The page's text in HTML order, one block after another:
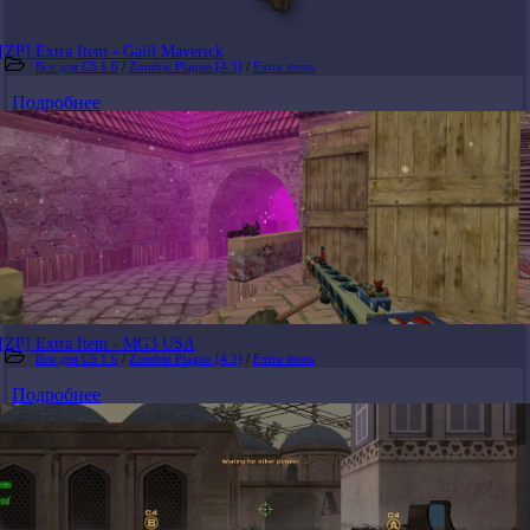
[ZP] Extra Item - Galil Maverick
Все для CS 1.6 / Zombie Plague [4.3] / Extra items
Подробнее
[ZP] Extra Item - MG3 USA
Все для CS 1.6 / Zombie Plague [4.3] / Extra items
Подробнее